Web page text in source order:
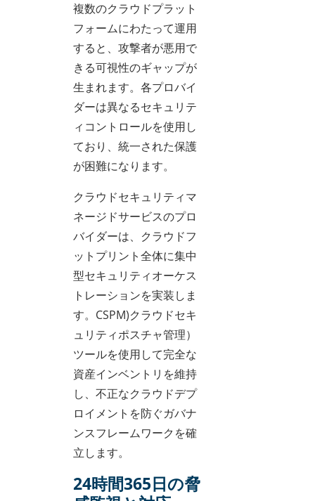
複数のクラウドプラット
フォームにわたって運用
すると、攻撃者が悪用で
きる可視性のギャップが
生まれます。各プロバイ
ダーは異なるセキュリテ
ィコントロールを使用し
ており、統一された保護
が困難になります。
クラウドセキュリティマ
ネージドサービスのプロ
バイダーは、クラウドフ
ットプリント全体に集中
型セキュリティオーケス
トレーションを実装しま
す。CSPM)クラウドセキ
ュリティポスチャ管理）
ツールを使用して完全な
資産インベントリを維持
し、不正なクラウドデプ
ロイメントを防ぐガバナ
ンスフレームワークを確
立します。
24時間365日の脅